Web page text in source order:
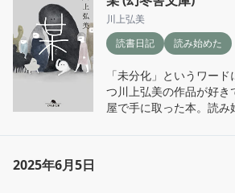
川上弘美
読書日記
読み始めた
「未分化」というワー
つ川上弘美の作品が好き
屋で手に取った本。読み
2025年6月5日